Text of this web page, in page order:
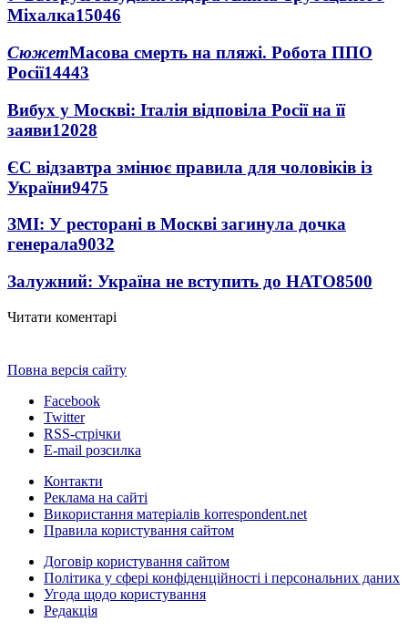
Міхалка15046
СюжетМасова смерть на пляжі. Робота ППО
Росії14443
Вибух у Москві: Італія відповіла Росії на її
заяви12028
ЄС відзавтра змінює правила для чоловіків із
України9475
ЗМІ: У ресторані в Москві загинула дочка
генерала9032
Залужний: Україна не вступить до НАТО8500
Читати коментарі
Повна версія сайту
Facebook
Twitter
RSS-стрічки
E-mail розсилка
Контакти
Реклама на сайті
Використання матеріалів korrespondent.net
Правила користування сайтом
Договір користування сайтом
Політика у сфері конфіденційності і персональних даних
Угода щодо користування
Редакція